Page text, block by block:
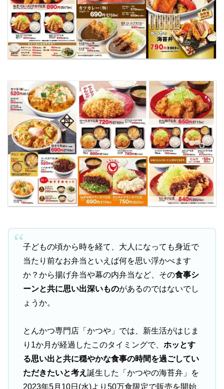
​子どもの頃から時を経て、大人になっても身近で
当たり前なお弁当といえば何を思い浮かべます
か？から揚げ弁当や幕の内弁当など、その食事シ
ーンと共に思い出深いものがあるのではないでし
ょうか。
とんかつ専門店「かつや」では、新生活がはじま
り1か月が経過したこのタイミングで、 ホッとす
る思い出と共に穏やかな食事の時間を過ごしてい
ただきたいと考え 誕生した「かつやの海苔弁」を
2023年5月10日(水)より50万食限定で販売を開始